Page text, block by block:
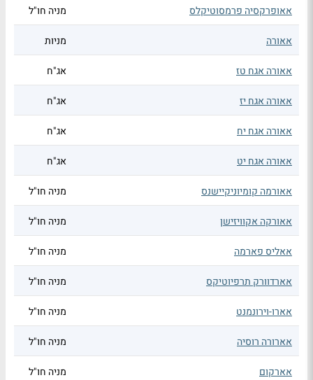
אאופרקסיה פרמסוטיקלס מניה חו"ל
אאורה מניות
אאורה אגח טז אג"ח
אאורה אגח יז אג"ח
אאורה אגח יח אג"ח
אאורה אגח יט אג"ח
אאורמה קומיוניקיישנס מניה חו"ל
אאורקה אקוויזישן מניה חו"ל
אאליס פארמה מניה חו"ל
אארדוורק תרפיוטיקס מניה חו"ל
אארו-וירונמנט מניה חו"ל
אארורה רוסיה מניה חו"ל
אארקום מניה חו"ל